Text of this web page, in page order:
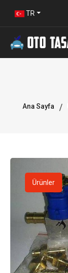
TR
Ana Sayfa
Ürünler